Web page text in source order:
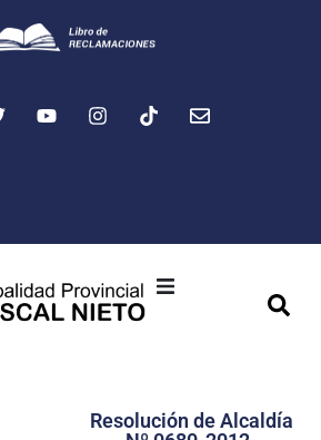
Transparencia
Resolución de Alcaldía